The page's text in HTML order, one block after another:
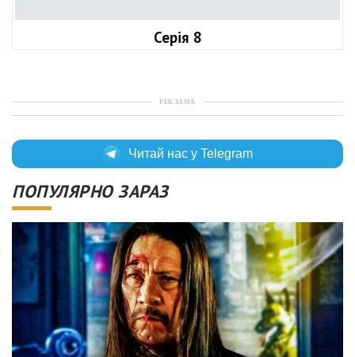
Серія 8
РЕКЛАМА
Читай нас у Telegram
ПОПУЛЯРНО ЗАРАЗ